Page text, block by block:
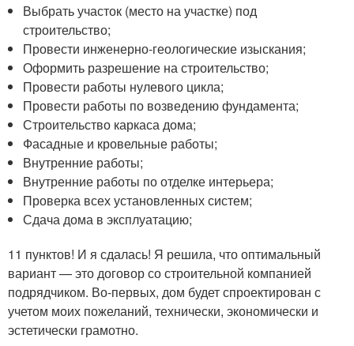
Выбрать участок (место на участке) под
строительство;
Провести инженерно-геологические изыскания;
Оформить разрешение на строительство;
Провести работы нулевого цикла;
Провести работы по возведению фундамента;
Строительство каркаса дома;
Фасадные и кровельные работы;
Внутренние работы;
Внутренние работы по отделке интерьера;
Проверка всех установленных систем;
Сдача дома в эксплуатацию;
11 пунктов! И я сдалась! Я решила, что оптимальный
вариант — это договор со строительной компанией
подрядчиком. Во-первых, дом будет спроектирован с
учетом моих пожеланий, технически, экономически и
эстетически грамотно.